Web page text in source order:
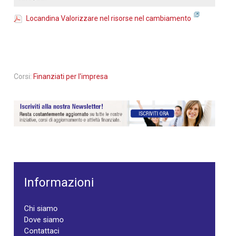
Locandina Valorizzare nel risorse nel cambiamento
Corsi: Finanziati per l'impresa
Informazioni
Chi siamo
Dove siamo
Contattaci